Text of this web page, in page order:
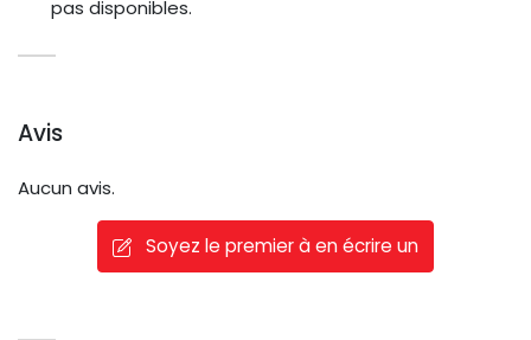
pas disponibles.
Avis
Aucun avis.
Soyez le premier à en écrire un